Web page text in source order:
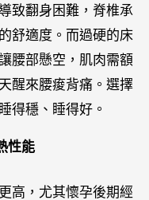
致翻身困難，脊椎承
舒適度。而過硬的床
腰部懸空，肌肉需額
醒來腰痠背痛。選擇
得穩、睡得好。
性能
高，尤其懷孕後期經